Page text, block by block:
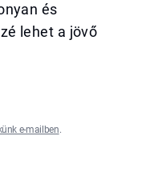
és
lehet a jövő
e-mailben.